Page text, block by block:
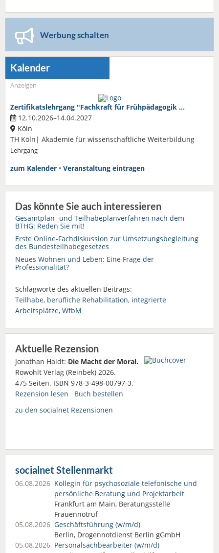
Werbung schalten
Kalender
Anzeigen
Zertifikatslehrgang "Fachkraft für Frühpädagogik …
12.10.2026–14.04.2027
Köln
TH Köln| Akademie für wissenschaftliche Weiterbildung
Lehrgang
zum Kalender • Veranstaltung eintragen
Das könnte Sie auch interessieren
Gesamtplan- und Teilhabeplanverfahren nach dem
BTHG: Reden Sie mit!
Erste Online-Fachdiskussion zur Umsetzungsbegleitung
des Bundesteilhabegesetzes
Neues Wohnen und Leben: Eine Frage der
Professionalität?
Schlagworte des aktuellen Beitrags:
Teilhabe, berufliche Rehabilitation, integrierte
Arbeitsplätze, WfbM
Aktuelle Rezension
Jonathan Haidt: Die Macht der Moral.
Rowohlt Verlag (Reinbek) 2026.
475 Seiten. ISBN 978-3-498-00797-3.
Rezension lesen
Buch bestellen
zu den socialnet Rezensionen
socialnet Stellenmarkt
06.08.2026 Kollegin für psychosoziale telefonische und
persönliche Beratung und Projektarbeit
Frankfurt am Main, Beratungsstelle
Frauennotruf
05.08.2026 Geschäftsführung (w/m/d)
Berlin, Drogennotdienst Berlin gGmbH
05.08.2026 Personalsach­bearbeiter (w/m/d)